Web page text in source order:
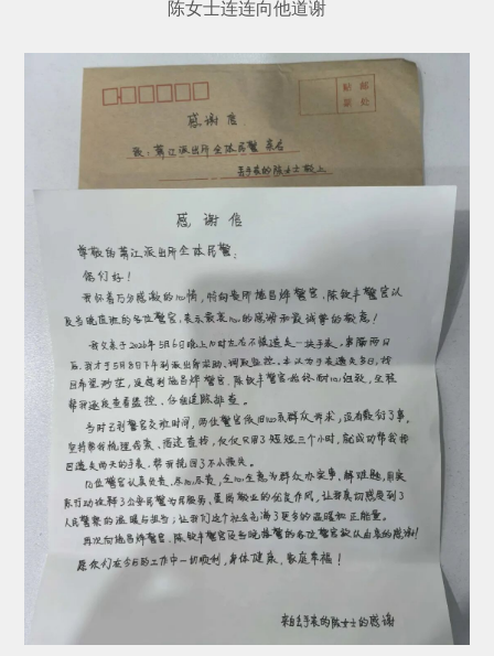
陈女士连连向他道谢